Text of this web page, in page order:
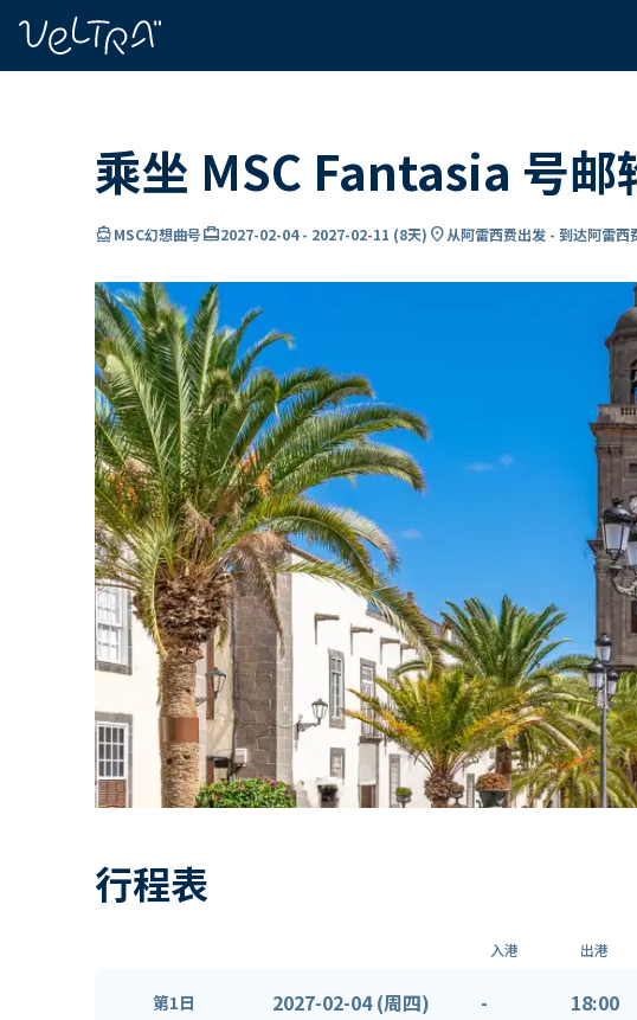
乘坐 MSC Fantasia 号邮
directions_boatMSC幻想曲号card_travel2027-02-04- 2027-02-11 (8天) location_on从阿雷西费出发 - 到达阿雷西
行程表
入港 出港
第1日 2027-02-04 (周四) - 18:00